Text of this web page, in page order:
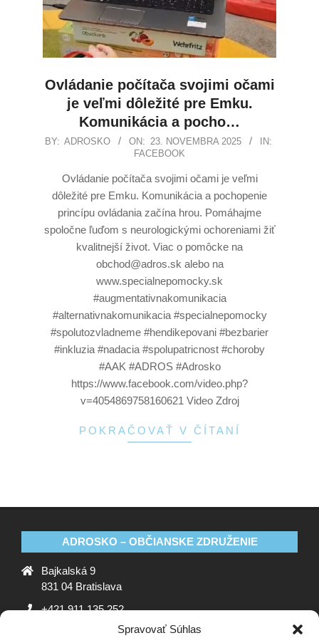
Spravovať Súhlas
Ovládanie počítača svojimi očami
je veľmi dôležité pre Emku.
Komunikácia a pocho…
BY: ADROSKO ON: 23. NOVEMBRA 2025
IN:
FACEBOOK
Ovládanie počítača svojimi očami je veľmi
dôležité pre Emku. Komunikácia a pochopenie
princípu ovládania začína hrou. Pomáhajme
spoločne ľuďom s neurologickými ochoreniami žiť
kvalitnejší život. Viac o pomôcke na
obchod@adros.sk alebo na
www.specialnepomocky.sk
#augmentativnakomunikacia
#alternativnakomunikacia #specialnepomocky
#spolutozvladneme #hendikepovani #bezbarier
#inkluzia #nadacia #spolupatricnost #choroby
#AAK #ADROS #Adrosko
https://www.facebook.com/video.php?
v=4054869758160621 Video Zdroj
POKRAČOVAŤ V ČÍTANÍ
ADROSKO – OBČIANSKE ZDRUŽENIE
Bajkalská 9
831 04 Bratislava
+421 911 135 252